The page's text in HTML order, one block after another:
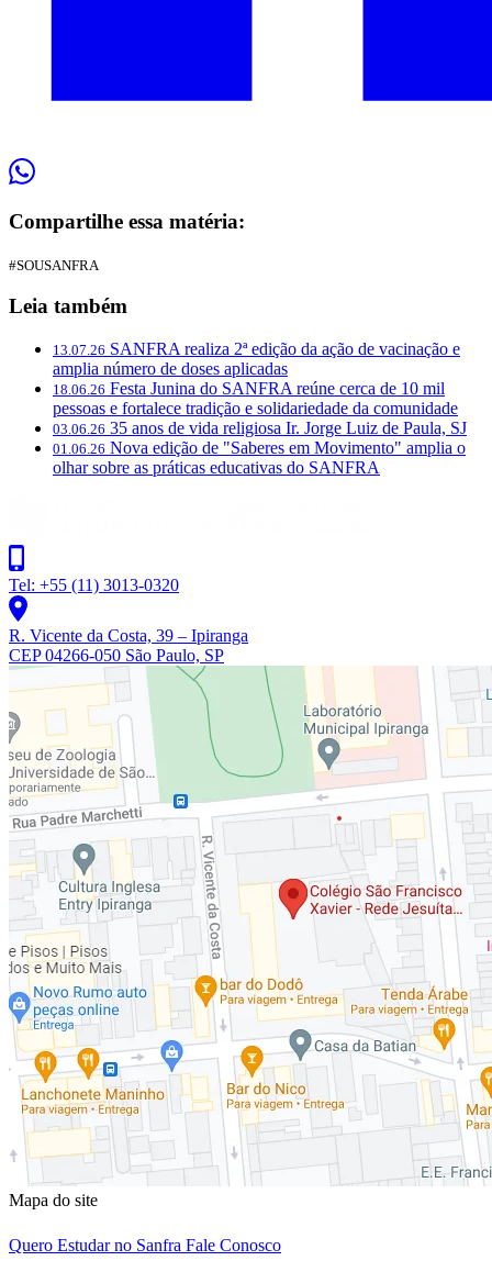
Compartilhe essa matéria:
#SOUSANFRA
Leia também
13.07.26 SANFRA realiza 2ª edição da ação de vacinação e
amplia número de doses aplicadas
18.06.26 Festa Junina do SANFRA reúne cerca de 10 mil
pessoas e fortalece tradição e solidariedade da comunidade
03.06.26 35 anos de vida religiosa Ir. Jorge Luiz de Paula, SJ
01.06.26 Nova edição de "Saberes em Movimento" amplia o
olhar sobre as práticas educativas do SANFRA
Tel: +55 (11) 3013-0320
R. Vicente da Costa, 39 – Ipiranga
CEP 04266-050 São Paulo, SP
Mapa do site
Quero Estudar no Sanfra Fale Conosco